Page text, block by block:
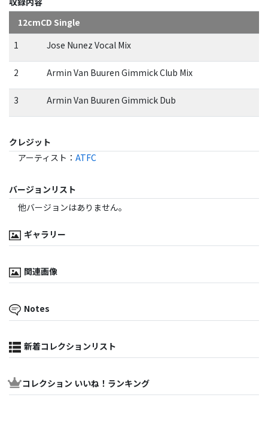
12cmCD Single
1
Jose Nunez Vocal Mix
2 Armin Van Buuren Gimmick Club Mix
3 Armin Van Buuren Gimmick Dub
クレジット
アーティスト ： ATFC
バージョンリスト
他バージョンはありません。
ギャラリー
関連画像
Notes
新着コレクションリスト
コレクション いいね！ランキング